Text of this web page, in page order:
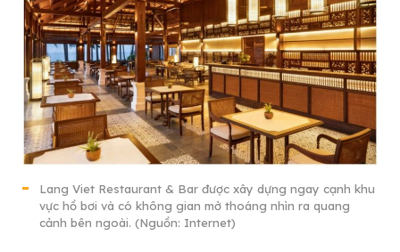
Lang Viet Restaurant & Bar được xây dựng ngay cạnh khu
vực hồ bơi và có không gian mở thoáng nhìn ra quang
cảnh bên ngoài. (Nguồn: Internet)